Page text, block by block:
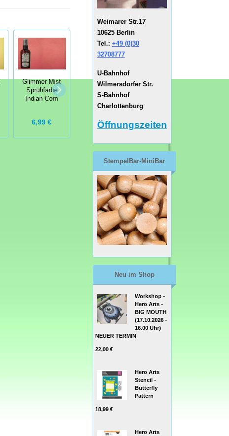
Glimmer Mist
Sprühfarbe
Indian Corn
6,99 €
Plain Jane
Sprühfarbe Soil
6,99 €
Glimmer Mist
6,99 €
Weimarer Str.17
10625 Berlin
Tel.: +49 (0)30
32708777
U-Bahnhof
Wilmersdorfer Str.
S-Bahnhof
Charlottenburg
Öffnungszeiten
StempelBar-MiniBar
Neu im Shop
Workshop -
Hero Arts -
BIG MOUTH
(17.10.2026 -
16.00 Uhr)
NEUER TERMIN
22,00 €
Hero Arts
Stencil -
Butterfly
Pattern
18,99 €
Hero Arts